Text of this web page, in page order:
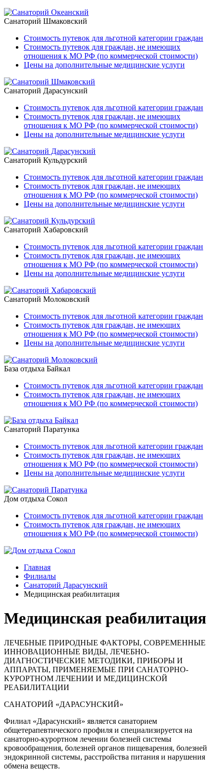
Санаторий Шмаковский
Стоимость путевок для льготной категории граждан
Стоимость путевок для граждан, не имеющих
отношения к МО РФ (по коммерческой стоимости)
Цены на дополнительные медицинские услуги
Санаторий Дарасунский
Стоимость путевок для льготной категории граждан
Стоимость путевок для граждан, не имеющих
отношения к МО РФ (по коммерческой стоимости)
Цены на дополнительные медицинские услуги
Санаторий Кульдурский
Стоимость путевок для льготной категории граждан
Стоимость путевок для граждан, не имеющих
отношения к МО РФ (по коммерческой стоимости)
Цены на дополнительные медицинские услуги
Санаторий Хабаровский
Стоимость путевок для льготной категории граждан
Стоимость путевок для граждан, не имеющих
отношения к МО РФ (по коммерческой стоимости)
Цены на дополнительные медицинские услуги
Санаторий Молоковский
Стоимость путевок для льготной категории граждан
Стоимость путевок для граждан, не имеющих
отношения к МО РФ (по коммерческой стоимости)
Цены на дополнительные медицинские услуги
База отдыха Байкал
Стоимость путевок для льготной категории граждан
Стоимость путевок для граждан, не имеющих
отношения к МО РФ (по коммерческой стоимости)
Санаторий Паратунка
Стоимость путевок для льготной категории граждан
Стоимость путевок для граждан, не имеющих
отношения к МО РФ (по коммерческой стоимости)
Цены на дополнительные медицинские услуги
Дом отдыха Сокол
Стоимость путевок для льготной категории граждан
Стоимость путевок для граждан, не имеющих
отношения к МО РФ (по коммерческой стоимости)
Главная
Филиалы
Санаторий Дарасунский
Медицинская реабилитация
Медицинская реабилитация
ЛЕЧЕБНЫЕ ПРИРОДНЫЕ ФАКТОРЫ, СОВРЕМЕННЫЕ
ИННОВАЦИОННЫЕ ВИДЫ, ЛЕЧЕБНО-
ДИАГНОСТИЧЕСКИЕ МЕТОДИКИ, ПРИБОРЫ И
АППАРАТЫ, ПРИМЕНЯЕМЫЕ ПРИ САНАТОРНО-
КУРОРТНОМ ЛЕЧЕНИИ И МЕДИЦИНСКОЙ
РЕАБИЛИТАЦИИ
САНАТОРИЙ «ДАРАСУНСКИЙ»
Филиал «Дарасунский» является санаторием
общетерапевтического профиля и специализируется на
санаторно-курортном лечении болезней системы
кровообращения, болезней органов пищеварения, болезней
эндокринной системы, расстройства питания и нарушения
обмена веществ.